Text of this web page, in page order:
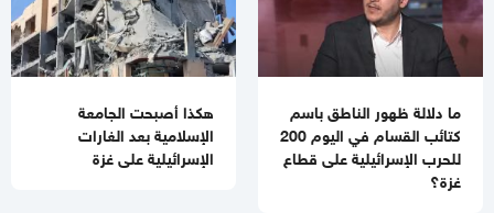
11:32 صباحا
تحذيرات إسرائيلية من نقص حاد في الصواريخ الاعتراضية
11:07 صباحا
باسم نعيم: حماس لا تزال في انتظار رد رسمي من ملادينوف حول
خارطة الطريق
10:59 صباحا
ما دلالة ظهور الناطق باسم
كتائب القسام في اليوم 200
للحرب الإسرائيلية على قطاع
غزة؟
هكذا أصبحت الجامعة
الإسلامية بعد الغارات
الإسرائيلية على غزة